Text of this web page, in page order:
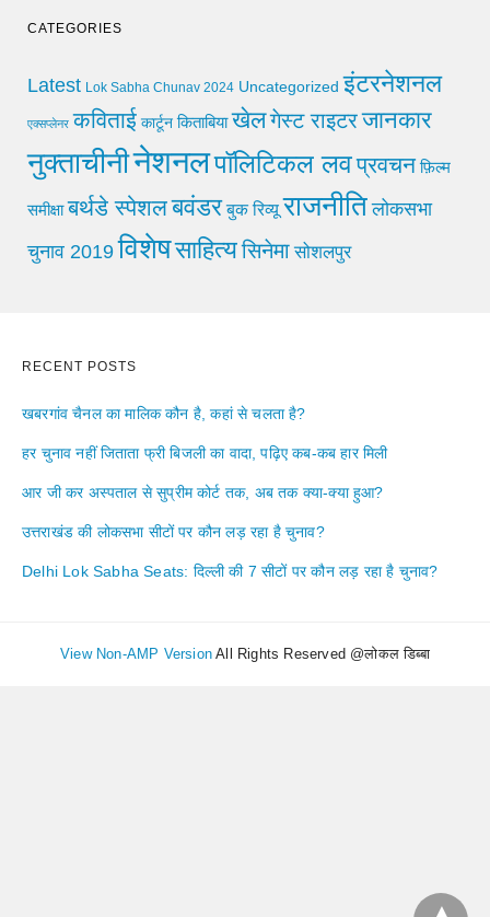
CATEGORIES
Latest Lok Sabha Chunav 2024 Uncategorized इंटरनेशनल
एक्सप्लेनर कविताई कार्टून किताबिया खेलगेस्ट राइटरजानकार
नुक्ताचीनीनेशनलपॉलिटिकल लवप्रवचन फ़िल्म
समीक्षा बर्थडे स्पेशलबवंडर बुक रिव्यू राजनीति लोकसभा
चुनाव 2019 विशेषसाहित्यसिनेमा सोशलपुर
RECENT POSTS
खबरगांव चैनल का मालिक कौन है, कहां से चलता है?
हर चुनाव नहीं जिताता फ्री बिजली का वादा, पढ़िए कब-कब हार मिली
आर जी कर अस्पताल से सुप्रीम कोर्ट तक, अब तक क्या-क्या हुआ?
उत्तराखंड की लोकसभा सीटों पर कौन लड़ रहा है चुनाव?
Delhi Lok Sabha Seats: दिल्ली की 7 सीटों पर कौन लड़ रहा है चुनाव?
View Non-AMP Version All Rights Reserved @लोकल डिब्बा